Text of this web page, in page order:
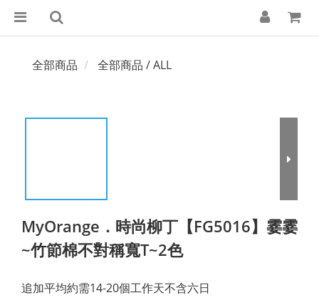
全部商品 全部商品 / ALL
MyOrange．時尚柳丁【FG5016】霎霎
~竹節棉不對稱寬T~2色
追加平均約需14-20個工作天不含六日